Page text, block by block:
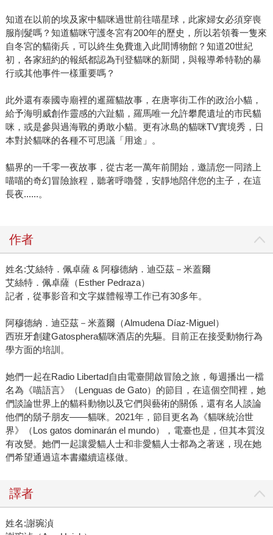
知道在以前的埃及家中貓咪過世前往喵星球，此家婦女必須穿喪
服削髮嗎？知道貓咪守護冬宮有200年的歷史，所以若領養一隻來
自冬宮的貓衛兵，可以終生免費進入此間博物館？知道20世紀
初，各家紐約的報紙都認為刊登貓咪的新聞，與報導希特勒的暴
行或其他事件一樣重要嗎？
此外還有泰國寺廟裡的暹羅貓故事，在唐寧街工作的政治小貓，
給予海明威創作靈感的六趾貓，羅馬唯一允許攀爬遺址的市民貓
咪，或是參與過海戰的勇敢小貓。更有冰島的貓咪TV實境秀，日
本對於貓咪的各種不可思議「用途」。
貓界的一千零一夜故事，從古老一萬年前開始，邀請您一同踏上
喵喵的奇幻冒險旅程，聽著呼嚕聲，安靜地陪伴您的主子，在這
長夜......。
作者
姓名:艾絲特．佩卓薩 & 阿穆德納．迪亞茲－米蓋爾
艾絲特．佩卓薩（Esther Pedraza）
記者，從事影音和文字媒體報導工作已有30多年。
阿穆德納．迪亞茲－米蓋爾（Almudena Díaz-Miguel）
西班牙創建Gatosphera貓咪酒店的先驅。目前正在接受動物行為
學方面的培訓。
她們一起在Radio Libertad自由電臺開啟冒險之旅，每週播出一檔
名為《喵語言》（Lenguas de Gato）的節目，在這個空間裡，她
們談論世界上的貓科動物以及它們與藝術的關係，還有名人談論
他們的鬍子朋友——貓咪。2021年，節目更名為《貓咪統治世
界》（Los gatos dominarán el mundo），電臺也是，但其本質沒
有改變。她們一起讓愛貓人士和非愛貓人士都為之著迷，現在她
們希望通過這本書繼續這樣做。
譯者
姓名:謝琬湞